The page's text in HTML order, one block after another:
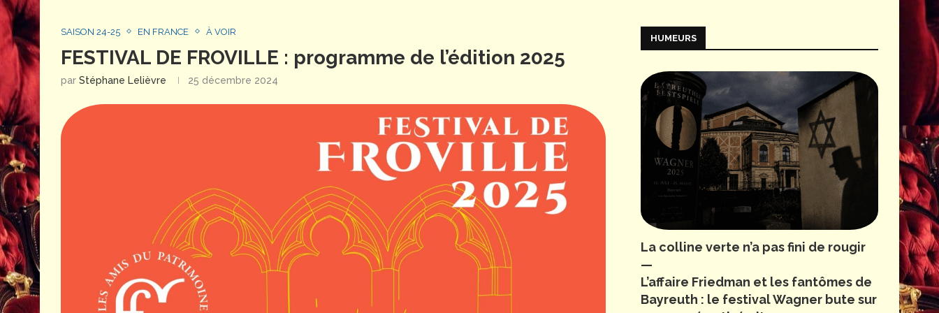
SAISON 24-25 EN FRANCE À VOIR
FESTIVAL DE FROVILLE : programme de l’édition 2025
par Stéphane Lelièvre 25 décembre 2024
HUMEURS
La colline verte n’a pas fini de rougir
—
L’affaire Friedman et les fantômes de
Bayreuth : le festival Wagner bute sur